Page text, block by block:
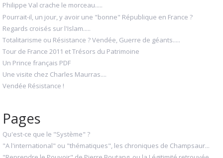
Philippe Val crache le morceau.....
Pourrait-il, un jour, y avoir une "bonne" République en France ?
Regards croisés sur l'Islam.....
Totalitarisme ou Résistance ? Vendée, Guerre de géants.....
Tour de France 2011 et Trésors du Patrimoine
Un Prince français PDF
Une visite chez Charles Maurras....
Vendée Résistance !
Pages
Qu'est-ce que le "Système" ?
"A l'international" ou "thématiques", les chroniques de Champsaur...